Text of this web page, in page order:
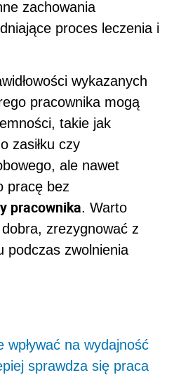
zachowania
proces leczenia i
wykazanych
pracownika mogą
takie jak
zasiłku czy
ale nawet
pracę bez
pracownika. Warto
zrezygnować z
podczas zwolnienia
wpływać na wydajność
sprawdza się praca